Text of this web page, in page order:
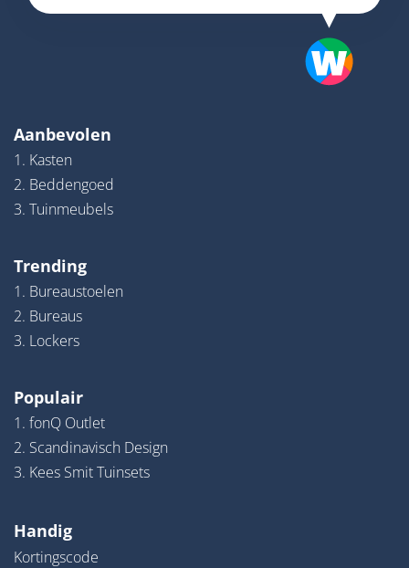
Aanbevolen
1. Kasten
2. Beddengoed
3. Tuinmeubels
Trending
1. Bureaustoelen
2. Bureaus
3. Lockers
Populair
1. fonQ Outlet
2. Scandinavisch Design
3. Kees Smit Tuinsets
Handig
Kortingscode